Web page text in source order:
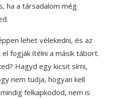
ha a társadalom még
lehet vélekedni, és az
fogják ítélni a másik tábort.
Hagyd egy kicsit sírni,
nem tudja, hogyan kell
felkapkodod, nem is